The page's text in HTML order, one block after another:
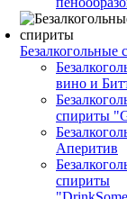
Безалкогольные
вино и
спириты
Аперитив
спириты